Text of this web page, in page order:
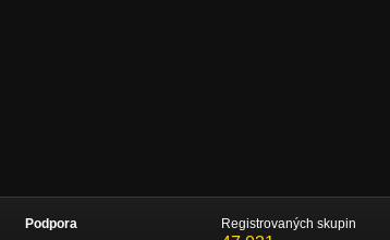
Podpora Registrovaných skupin